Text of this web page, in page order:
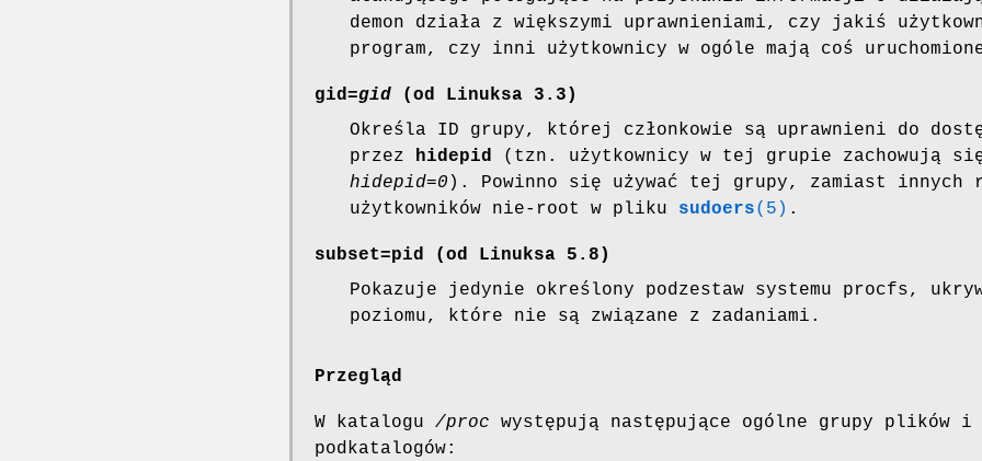
demon działa z większymi uprawnieniami, czy jakiś
program, czy inni użytkownicy w ogóle mają coś
gid=gid (od Linuksa 3.3)
Określa ID grupy, której członkowie są uprawnieni do
przez hidepid (tzn. użytkownicy w tej grupie zachowują
hidepid=0 ). Powinno się używać tej grupy, zamiast innych
użytkowników nie-root w pliku sudoers(5) .
subset=pid (od Linuksa 5.8)
Pokazuje jedynie określony podzestaw systemu procfs,
poziomu, które nie są związane z zadaniami.
Przegląd
W katalogu /proc występują następujące ogólne grupy plików i
podkatalogów: